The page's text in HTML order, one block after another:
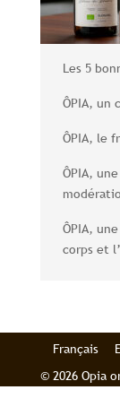
Les 5
ÔPIA, un
ÔPIA, le
ÔPIA,
ÔPIA,
corps et
Français
© 2026 Opia